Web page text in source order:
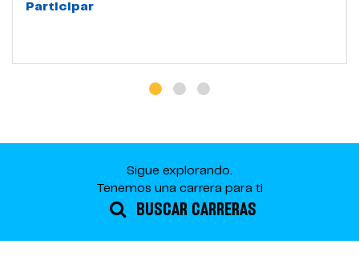
Participar
Sigue explorando.
Tenemos una carrera para ti
BUSCAR CARRERAS